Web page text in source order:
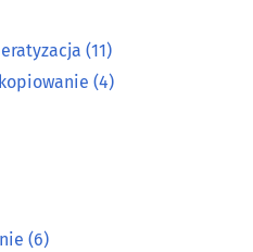
(11)
(4)
(6)